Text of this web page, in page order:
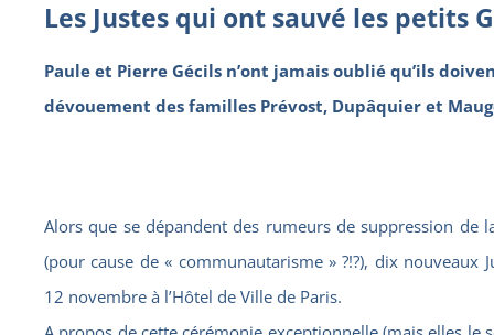
Les Justes qui ont sauvé les petits
Paule et Pierre Gécils n’ont jamais oublié qu’ils
dévouement des familles Prévost, Dupâquier et
Alors que se dépandent des rumeurs de suppression de
(pour cause de « communautarisme » ?!?), dix nouveaux
12 novembre à l’Hôtel de Ville de Paris.